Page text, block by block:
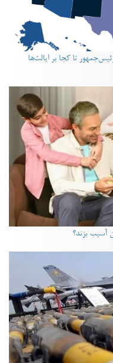
۵۰ ایالت رسید؟؛ رئیس‌جمهور تا کجا بر ایالت‌ها
آسیب بزند؟